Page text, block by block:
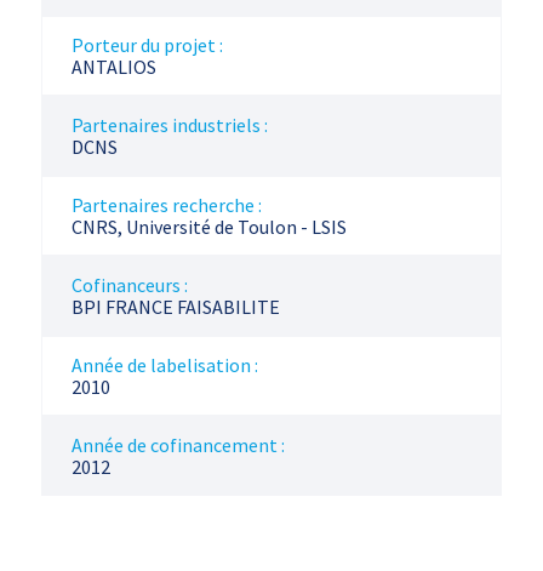
Porteur du projet :
ANTALIOS
Partenaires industriels :
DCNS
Partenaires recherche :
CNRS, Université de Toulon - LSIS
Cofinanceurs :
BPI FRANCE FAISABILITE
Année de labelisation :
2010
Année de cofinancement :
2012